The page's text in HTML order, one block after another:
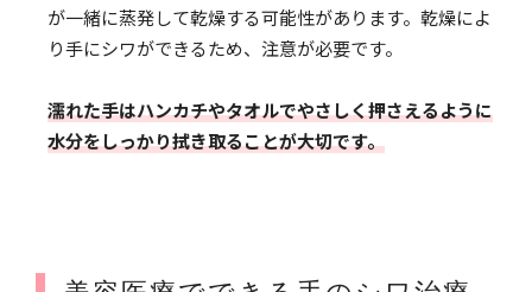
が一緒に蒸発して乾燥する可能性があります。乾燥によ
り手にシワができるため、注意が必要です。
濡れた手はハンカチやタオルでやさしく押さえるように
水分をしっかり拭き取ることが大切です。